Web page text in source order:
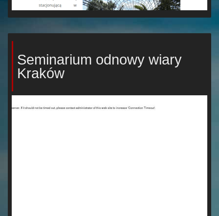
Seminarium odnowy wiary
Kraków